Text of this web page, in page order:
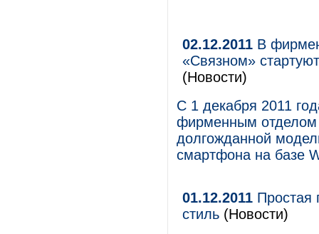
02.12.2011 В
«Связном»
(Новости)
С 1 декабря 2011
фирменным отделом
долгожданной
смартфона на базе
01.12.2011 Простая
стиль (Новости)